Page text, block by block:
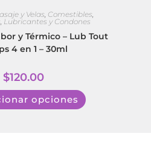
y Velas, Comestibles,
, Lubricantes y Condones
y Térmico – Lub Tout
4 en 1 – 30ml
$120.00
opciones